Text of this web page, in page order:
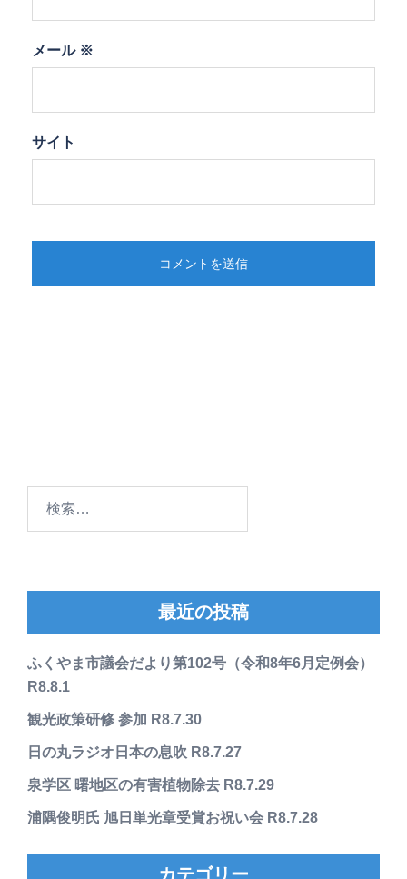
メール ※
サイト
最近の投稿
ふくやま市議会だより第102号（令和8年6月定例会）
R8.8.1
観光政策研修 参加 R8.7.30
日の丸ラジオ日本の息吹 R8.7.27
泉学区 曙地区の有害植物除去 R8.7.29
浦隅俊明氏 旭日単光章受賞お祝い会 R8.7.28
カテゴリー